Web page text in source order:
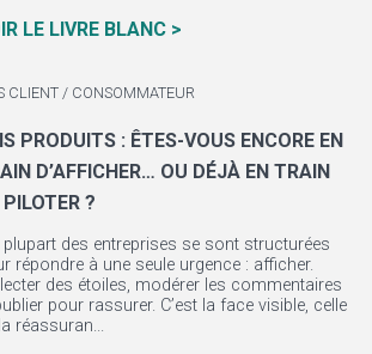
LE LIVRE BLANC >
CLIENT / CONSOMMATEUR
PRODUITS : ÊTES-VOUS ENCORE EN
D’AFFICHER… OU DÉJÀ EN TRAIN
PILOTER ?
plupart des entreprises se sont structurées
répondre à une seule urgence : afficher.
des étoiles, modérer les commentaires
pour rassurer. C’est la face visible, celle
réassuran...